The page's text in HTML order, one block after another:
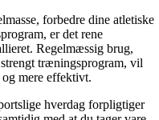
forbedre dine atletiske
er det rene
Regelmæssig brug,
træningsprogram, vil
mere effektivt.
hverdag forpligtiger